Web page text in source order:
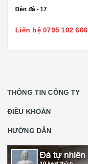
Đèn đá - 17
Liên hệ 0795 102 666
THÔNG TIN CÔNG TY
ĐIỀU KHOẢN
HƯỚNG DẪN